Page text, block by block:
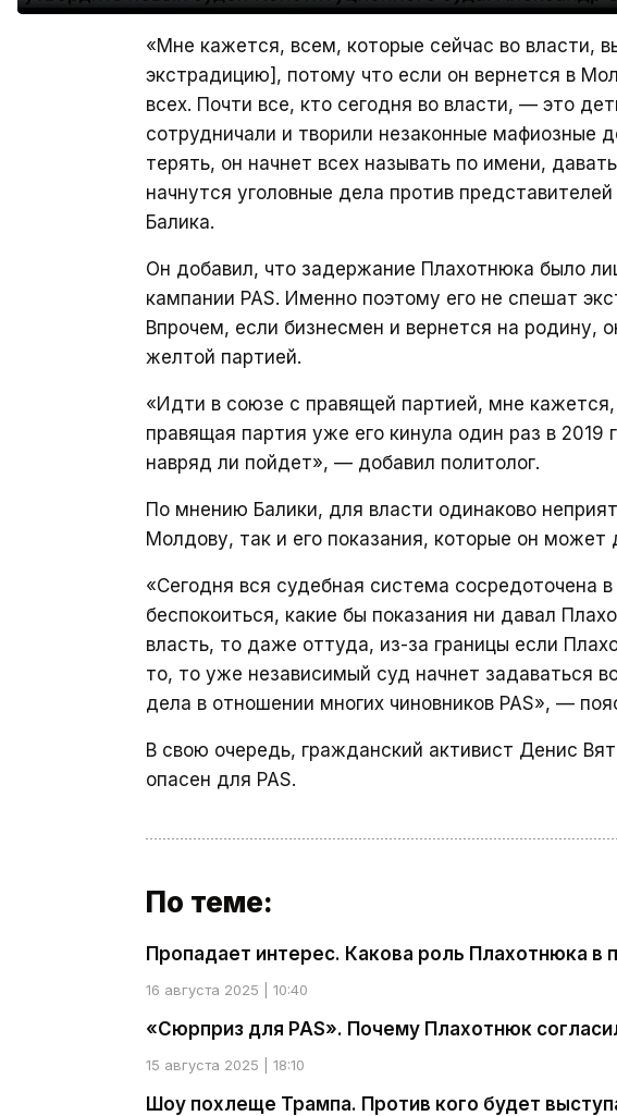
«Мне кажется, всем, которые сейчас во власти,
экстрадицию], потому что если он вернется в
всех. Почти все, кто сегодня во власти, — это
сотрудничали и творили незаконные мафиозные
терять, он начнет всех называть по имени,
начнутся уголовные дела против
Балика.
Он добавил, что задержание Плахотнюка было
кампании PAS. Именно поэтому его не спешат
Впрочем, если бизнесмен и вернется на родину,
желтой партией.
«Идти в союзе с правящей партией, мне
правящая партия уже его кинула один раз в
навряд ли пойдет», — добавил политолог.
По мнению Балики, для власти одинаково
Молдову, так и его показания, которые он может
«Сегодня вся судебная система сосредоточена
беспокоиться, какие бы показания ни давал
власть, то даже оттуда, из-за границы если
то, то уже независимый суд начнет задаваться
дела в отношении многих чиновников PAS», —
В свою очередь, гражданский активист Денис
опасен для PAS.
По теме:
Пропадает интерес. Какова роль Плахотнюка в
16 августа 2025 | 10:40
«Сюрприз для PAS». Почему Плахотнюк
15 августа 2025 | 18:10
Шоу похлеще Трампа. Против кого будет